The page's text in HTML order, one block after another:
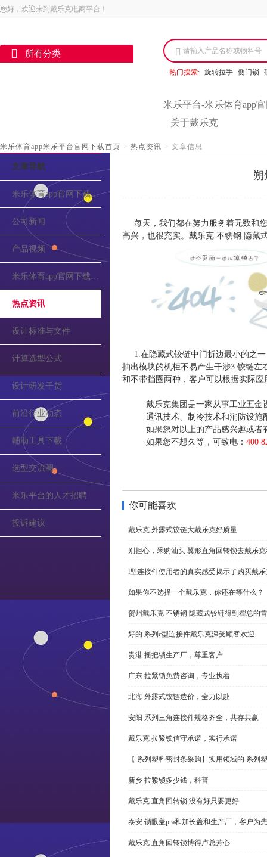
您好，欢迎来到戴乐克电商平台！
所有分类 请输入产品名称或物料号
热门搜索: 旋转拉手 侧门锁
米乐平台-米乐体育app
关于戴乐克
米乐体育app米乐平台官网下载首页 > 热点资讯 > 文章信息
文章导航
米乐体育app官网下载的介绍
公司新闻
产品视频
米乐体育app官网下载的公告
热点资讯
设计标准与文件
计算选型公式
设计研发干货
前沿行业动态
輔助工具下載
选型交流圈
米乐平台的人才招聘
投诉建议
朔
每天，我们都在努力服务着无数和
高兴，也很充实。戴乐克 不锈钢 隐藏
1.在隐藏式铰链中门折边最小的之
抽出模块的机柜不易产生干涉3.铰链
和不带挡圈两种，客户可以根据实际
戴乐克集团是一家从事工业五金
通讯技术、制冷技术和消防设
如果您对以上的产品感兴趣或者
如果您不想久等，可致电： 400
你可能喜欢
戴乐克 外露式铰链大戴乐克好质量
别担心，釆购汕头 翼形直角回转锁去戴乐
l型连接件使用者的真实感受揭示了购买戴
如果你不选择一个戴乐克，你还在等什么？
贺州戴乐克 不锈钢 隐藏式铰链得到翟总的
好的 系列c型连接件戴乐克深受顾客欢迎
贵港 摇把锁生产厂，尊重客户
广东 拉紧锁免费咨询，专业执着
北海 外露式铰链造价，全力以赴
安阳 系列三角连接件规格齐全，共存共赢
戴乐克 拉紧锁信守承诺，实行承诺
【 系列塑料密封条采购】实用领域的 系列
新乡 拉紧锁多少钱，科普
戴乐克 直角回转锁 没有好只要更好
泰安 锁眼盖pra和加长盖和生产厂，客户为先
戴乐克 直角回转锁博得卢总芳心